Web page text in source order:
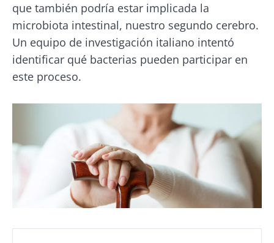
que también podría estar implicada la
microbiota intestinal, nuestro segundo cerebro.
Un equipo de investigación italiano intentó
identificar qué bacterias pueden participar en
este proceso.